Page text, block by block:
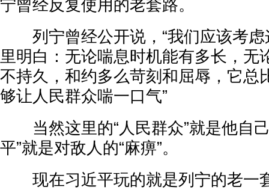
宁曾经反复使用的老套路。
列宁曾经公开说，“我们应该考虑
里明白：无论喘息时机能有多长，无
不持久，和约多么苛刻和屈辱，它总
够让人民群众喘一口气”
当然这里的“人民群众”就是他自己
平”就是对敌人的“麻痹”。
现在习近平玩的就是列宁的老一